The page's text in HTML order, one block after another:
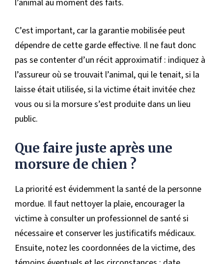
l’animal au moment des faits.
C’est important, car la garantie mobilisée peut
dépendre de cette garde effective. Il ne faut donc
pas se contenter d’un récit approximatif : indiquez à
l’assureur où se trouvait l’animal, qui le tenait, si la
laisse était utilisée, si la victime était invitée chez
vous ou si la morsure s’est produite dans un lieu
public.
Que faire juste après une
morsure de chien ?
La priorité est évidemment la santé de la personne
mordue. Il faut nettoyer la plaie, encourager la
victime à consulter un professionnel de santé si
nécessaire et conserver les justificatifs médicaux.
Ensuite, notez les coordonnées de la victime, des